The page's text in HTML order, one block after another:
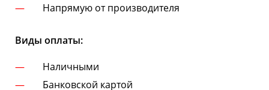
Напрямую от производителя
Виды оплаты:
Наличными
Банковской картой